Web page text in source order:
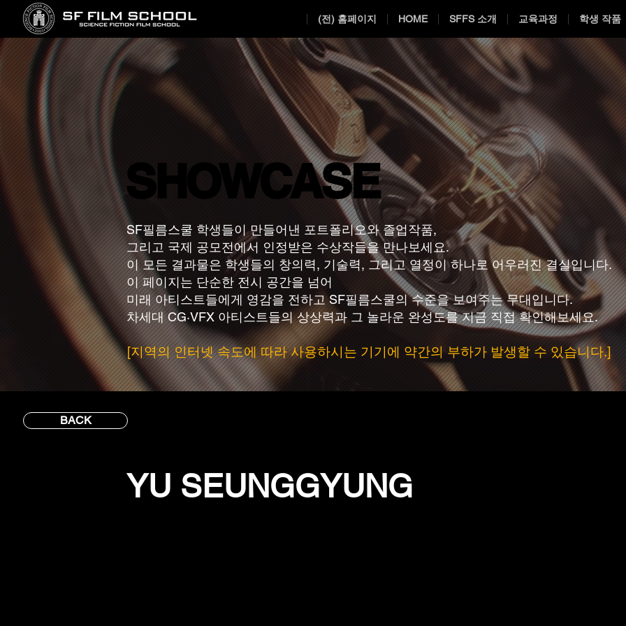
(전) 홈페이지 HOME SFFS 소개 교육과정 학생 작품
SHOWCASE
SHOWCASE
SF필름스쿨 학생들이 만들어낸 포트폴리오와 졸업작품,
그리고 국제 공모전에서 인정받은 수상작들을 만나보세요.
이 모든 결과물은 학생들의 창의력, 기술력, 그리고 열정이 하나로 어우러진 결실입니다.
이 페이지는 단순한 전시 공간을 넘어
미래 아티스트들에게 영감을 전하고 SF필름스쿨의 수준을 보여주는 무대입니다.
차세대 CG·VFX 아티스트들의 상상력과 그 놀라운 완성도를 지금 직접 확인해보세요.
[지역의 인터넷 속도에 따라 사용하시는 기기에 약간의 부하가 발생할 수 있습니다.]
BACK
YU SEUNGGYUNG